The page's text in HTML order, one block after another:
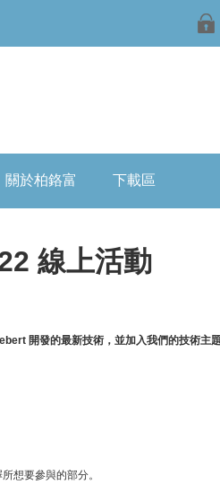
關於柏鉻富 下載區
線上活動
開發的最新技術，並加入我們的技術主
想要參與的部分。